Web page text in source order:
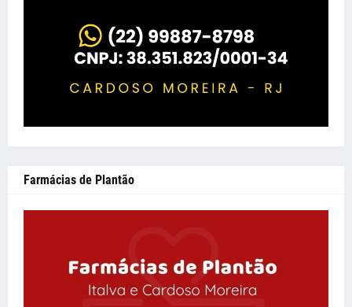
Farmácias de Plantão